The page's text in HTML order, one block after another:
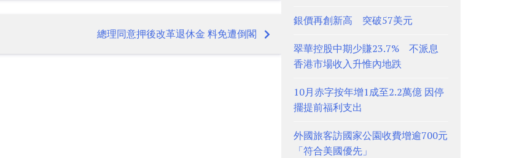
總理同意押後改革退休金 料免遭倒閣
銀價再創新高 突破57美元
翠華控股中期少賺23.7% 不派息
香港市場收入升惟內地跌
10月赤字按年增1成至2.2萬億 因停
擺提前福利支出
外國旅客訪國家公園收費增逾700元
「符合美國優先」